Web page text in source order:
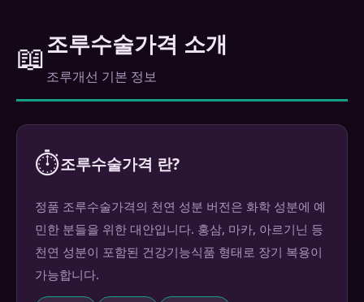
📖조루수술가격 소개
조루개선 기본 정보
⏱️조루수술가격 란?
정품 조루수술가격의 천연 성분 버전은 화학 성분에 예
민한 분들을 위한 대안입니다. 홍삼, 마카, 아르기닌 등
천연 성분이 포함된 건강기능식품 형태로 장기 복용이
가능합니다.